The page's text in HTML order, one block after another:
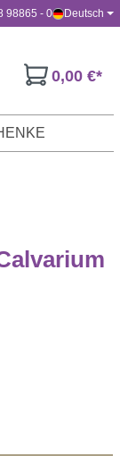
98865 - 0 Deutsch
0,00 €*